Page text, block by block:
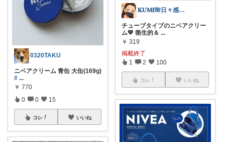
0320TAKU
ニベアクリーム 青缶 大缶(169g)
# ...
￥ 770
0 0 15
コレ いいね
𝐊𝐔𝐌𝐈🌺日々感謝💕
チューブタイプのニベアクリー
ム💙 衛生的＆ ...
￥ 319
掲載終了
1 2 100
コレ いいね